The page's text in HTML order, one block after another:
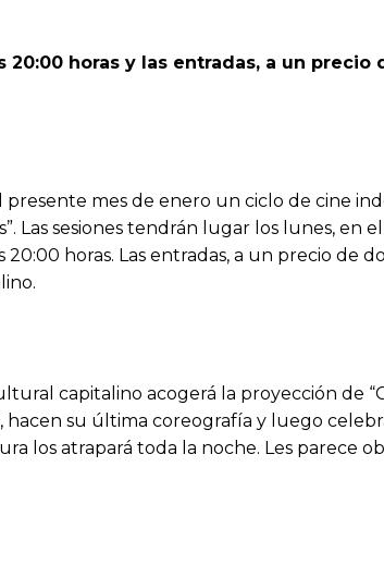
horas y las entradas, a un
presente mes de enero un ciclo de cine
Las sesiones tendrán lugar los lunes,
horas. Las entradas, a un precio de
capitalino acogerá la proyección de
hacen su última coreografía y luego
los atrapará toda la noche. Les parece